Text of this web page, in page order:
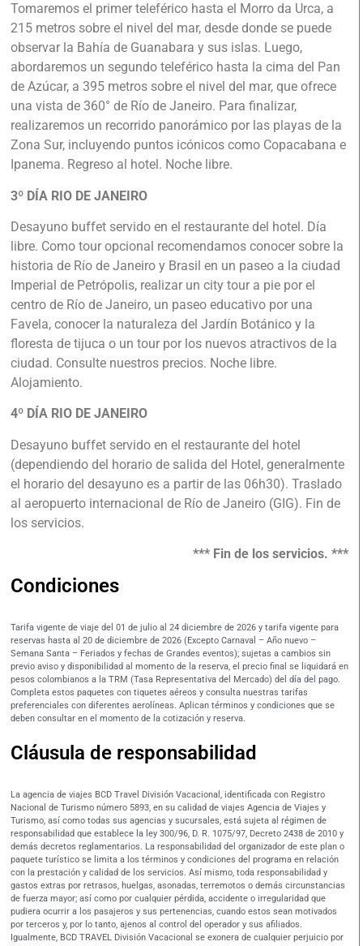
Tomaremos el primer teleférico hasta el Morro da Urca, a
215 metros sobre el nivel del mar, desde donde se puede
observar la Bahía de Guanabara y sus islas. Luego,
abordaremos un segundo teleférico hasta la cima del Pan
de Azúcar, a 395 metros sobre el nivel del mar, que ofrece
una vista de 360° de Río de Janeiro. Para finalizar,
realizaremos un recorrido panorámico por las playas de la
Zona Sur, incluyendo puntos icónicos como Copacabana e
Ipanema. Regreso al hotel. Noche libre.
3º DÍA RIO DE JANEIRO
Desayuno buffet servido en el restaurante del hotel. Día
libre. Como tour opcional recomendamos conocer sobre la
historia de Río de Janeiro y Brasil en un paseo a la ciudad
Imperial de Petrópolis, realizar un city tour a pie por el
centro de Río de Janeiro, un paseo educativo por una
Favela, conocer la naturaleza del Jardín Botánico y la
floresta de tijuca o un tour por los nuevos atractivos de la
ciudad. Consulte nuestros precios. Noche libre.
Alojamiento.
4º DÍA RIO DE JANEIRO
Desayuno buffet servido en el restaurante del hotel
(dependiendo del horario de salida del Hotel, generalmente
el horario del desayuno es a partir de las 06h30). Traslado
al aeropuerto internacional de Río de Janeiro (GIG). Fin de
los servicios.
*** Fin de los servicios. ***
Condiciones
Tarifa vigente de viaje del 01 de julio al 24 diciembre de 2026 y tarifa vigente para
reservas hasta al 20 de diciembre de 2026 (Excepto Carnaval – Año nuevo –
Semana Santa – Feriados y fechas de Grandes eventos); sujetas a cambios sin
previo aviso y disponibilidad al momento de la reserva, el precio final se liquidará en
pesos colombianos a la TRM (Tasa Representativa del Mercado) del día del pago.
Completa estos paquetes con tiquetes aéreos y consulta nuestras tarifas
preferenciales con diferentes aerolíneas. Aplican términos y condiciones que se
deben consultar en el momento de la cotización y reserva.
Cláusula de responsabilidad
La agencia de viajes BCD Travel División Vacacional, identificada con Registro
Nacional de Turismo número 5893, en su calidad de viajes Agencia de Viajes y
Turismo, así como todas sus agencias y sucursales, está sujeta al régimen de
responsabilidad que establece la ley 300/96, D. R. 1075/97, Decreto 2438 de 2010 y
demás decretos reglamentarios. La responsabilidad del organizador de este plan o
paquete turístico se limita a los términos y condiciones del programa en relación
con la prestación y calidad de los servicios. Así mismo, toda responsabilidad y
gastos extras por retrasos, huelgas, asonadas, terremotos o demás circunstancias
de fuerza mayor; así como por cualquier pérdida, accidente o irregularidad que
pudiera ocurrir a los pasajeros y sus pertenencias, cuando estos sean motivados
por terceros y, por lo tanto, ajenos al control del operador y sus afiliados.
Igualmente, BCD TRAVEL División Vacacional se exonera de cualquier perjuicio por